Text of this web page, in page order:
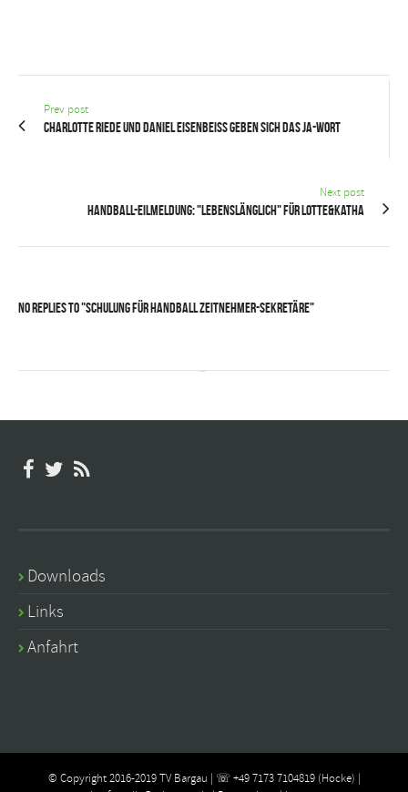
Prev post
Charlotte Riede und Daniel Eisenbeiß geben sich das Ja-Wort
Next post
Handball-Eilmeldung: "Lebenslänglich" für Lotte&Katha
No Replies to "Schulung für Handball Zeitnehmer-Sekretäre"
Downloads
Links
Anfahrt
© Copyright 2016-2019 TV Bargau | ☏ +49 7173 7104819 (Hocke) |